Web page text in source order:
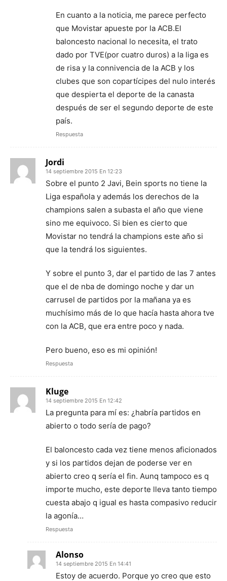
En cuanto a la noticia, me parece perfecto
que Movistar apueste por la ACB.El
baloncesto nacional lo necesita, el trato
dado por TVE(por cuatro duros) a la liga es
de risa y la connivencia de la ACB y los
clubes que son copartícipes del nulo interés
que despierta el deporte de la canasta
después de ser el segundo deporte de este
país.
Respuesta
Jordi
14 septiembre 2015 En 12:23
Sobre el punto 2 Javi, Bein sports no tiene la
Liga española y además los derechos de la
champions salen a subasta el año que viene
sino me equivoco. Si bien es cierto que
Movistar no tendrá la champions este año si
que la tendrá los siguientes.
Y sobre el punto 3, dar el partido de las 7 antes
que el de nba de domingo noche y dar un
carrusel de partidos por la mañana ya es
muchísimo más de lo que hacía hasta ahora tve
con la ACB, que era entre poco y nada.
Pero bueno, eso es mi opinión!
Respuesta
Kluge
14 septiembre 2015 En 12:42
La pregunta para mí es: ¿habría partidos en
abierto o todo sería de pago?
El baloncesto cada vez tiene menos aficionados
y si los partidos dejan de poderse ver en
abierto creo q sería el fin. Aunq tampoco es q
importe mucho, este deporte lleva tanto tiempo
cuesta abajo q igual es hasta compasivo reducir
la agonía…
Respuesta
Alonso
14 septiembre 2015 En 14:41
Estoy de acuerdo. Porque yo creo que esto